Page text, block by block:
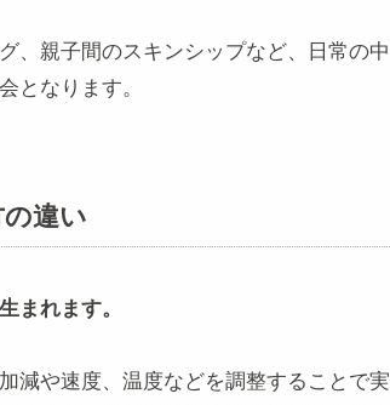
、親子間のスキンシップなど、日常の中
となります。
違い
まれます。
減や速度、温度などを調整することで実